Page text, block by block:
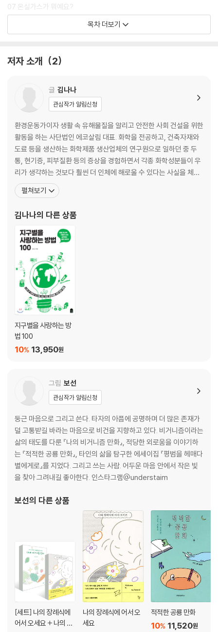
07 온실가스가 뭐예요?
08 온실가스가 늘어나는 까닭이 뭐예요?
09 온실가스는 어떤 종류가 있나요?
12 소가 온실가스를 내뿜는다고요?
14 육식이 지구를 뜨겁게 만든다고요?
15 채식에도 여러 종류가 있다고요?
16 채식 식단보다 저탄소 식단이 중요하다고요?
17 지구를 위한 다이어트가 있다고요?
18 BMW가 뭐예요?
19 자전거를 타면 뭐가 더 좋을까요?
20 ‘자전거 천국’으로 불리는 나라가 있다고요?
21 나와 환경을 위해 걸어 볼까요?
part 02 플라스틱 쓰레기가 너무 많아요!
22 투명한 비닐봉지는 뭘로 만들었나요?
23 투명한 플라스틱 용기들이 늘고 있죠?
24 쓰레기를 잘 버리는 게 중요한 일이라고요?
25 분리수거? 분리배출? 뭐가 맞아요?
26 페트병마다 버리는 방법이 다른가요?
27 플라스틱 번호는 뭘 뜻하나요?
28 내용물이 든 쓰레기는 어떻게 버릴까요?
29 포장 용기는 어떻게 재활용하나요?
30 포장 용품은 어떻게 버리나요?
31 다른 재질이 섞인 제품은 어떻게 버려요?
32 물티슈가 종이가 아니라고요?
33 플라스틱 쓰레기가 왜 문제예요?
36 옷에서 나오는 미세 플라스틱을 줄이는 방법은 없나요?
37 버려진 옷은 어떻게 될까요?
part 03 화학 물질에 둘러싸여 있어요!
38 우리 몸속에 화학 물질이 쌓인다고요?
39 환경 호르몬이 뭐예요?
40 슬라임에 유해 물질이 있다고요?
41 학용품이 많을 필요는 없다고요?
43 화장이 몸에 안 좋다고요?
44 나무젓가락이 안 좋다고요?
45 물빨래할 수 있는 옷이 좋다고요?
46 세제를 많이 넣을수록 옷이 깨끗해지나요?
47 액체 세제는 얼마나 써야 할까요?
48 표백제가 위험한 사고를 일으킨다고요?
49 미생물로 만든 세제가 있다고요?
50 실내 미세먼지는 어디에서 나오는 거죠?
51 내 방에는 어떤 화학 물질이 있을까요?
53 새집증후군을 없애는 방법이 뭐예요?
54 화학 물질 과민증이 뭐예요?
목차 더보기
저자 소개 2
글 김나나
관심작가 알림신청
환경운동가이자 생활 속 유해물질을 알리고 안전한 사회 건설을 위한
활동을 하는 사단법인 에코살림 대표. 화학을 전공하고, 건축자재와
도료 등을 생산하는 화학제품 생산업체의 연구원으로 일하던 중 두
통, 현기증, 피부질환 등의 증상을 경험하면서 각종 화학성분들이 우
리가 생각하는 것보다 훨씬 더 인체에 해로울 수 있다는 사실을 체감
했다. 결혼 후 아이가 아토피성 피부염 진단을 받아 치료하는 과정에
서 화학물질과 환경호르몬 등의 유해물질에 관심을 갖게 됐다. 화학
현재는 친환경 육아법과 살림법을 알리는 생활환경 운동에 매
펼쳐보기
김나나의 다른 상품
지구별을 사랑하는 방
법 100
13,950원
10%
그림 보선
관심작가 알림신청
둥근 마음으로 그리고 쓴다. 타자의 아픔에 공명하며 더 많은 존재가
덜 고통받길 바라는 마음으로 비건을 지향하고 있다. 비거니즘이라는
삶의 태도를 다룬 『나의 비거니즘 만화』, 적당한 외로움을 이야기하
는 『적적한 공룡 만화』, 타인의 삶을 탐구한 에세이집 『평범을 헤매다
별에게로』를 지었다. 그리고 쓰는 사람. 어두운 마음 안에서 작은 빛
을 찾아 그려내길 좋아한다. 인스타그램@understaim
보선의 다른 상품
[세트] 나의 장례식에
어서 오세요 + 나의 비
나의 장례식에 어서 오
세요
적적한 공룡 만화
11,520원
10%